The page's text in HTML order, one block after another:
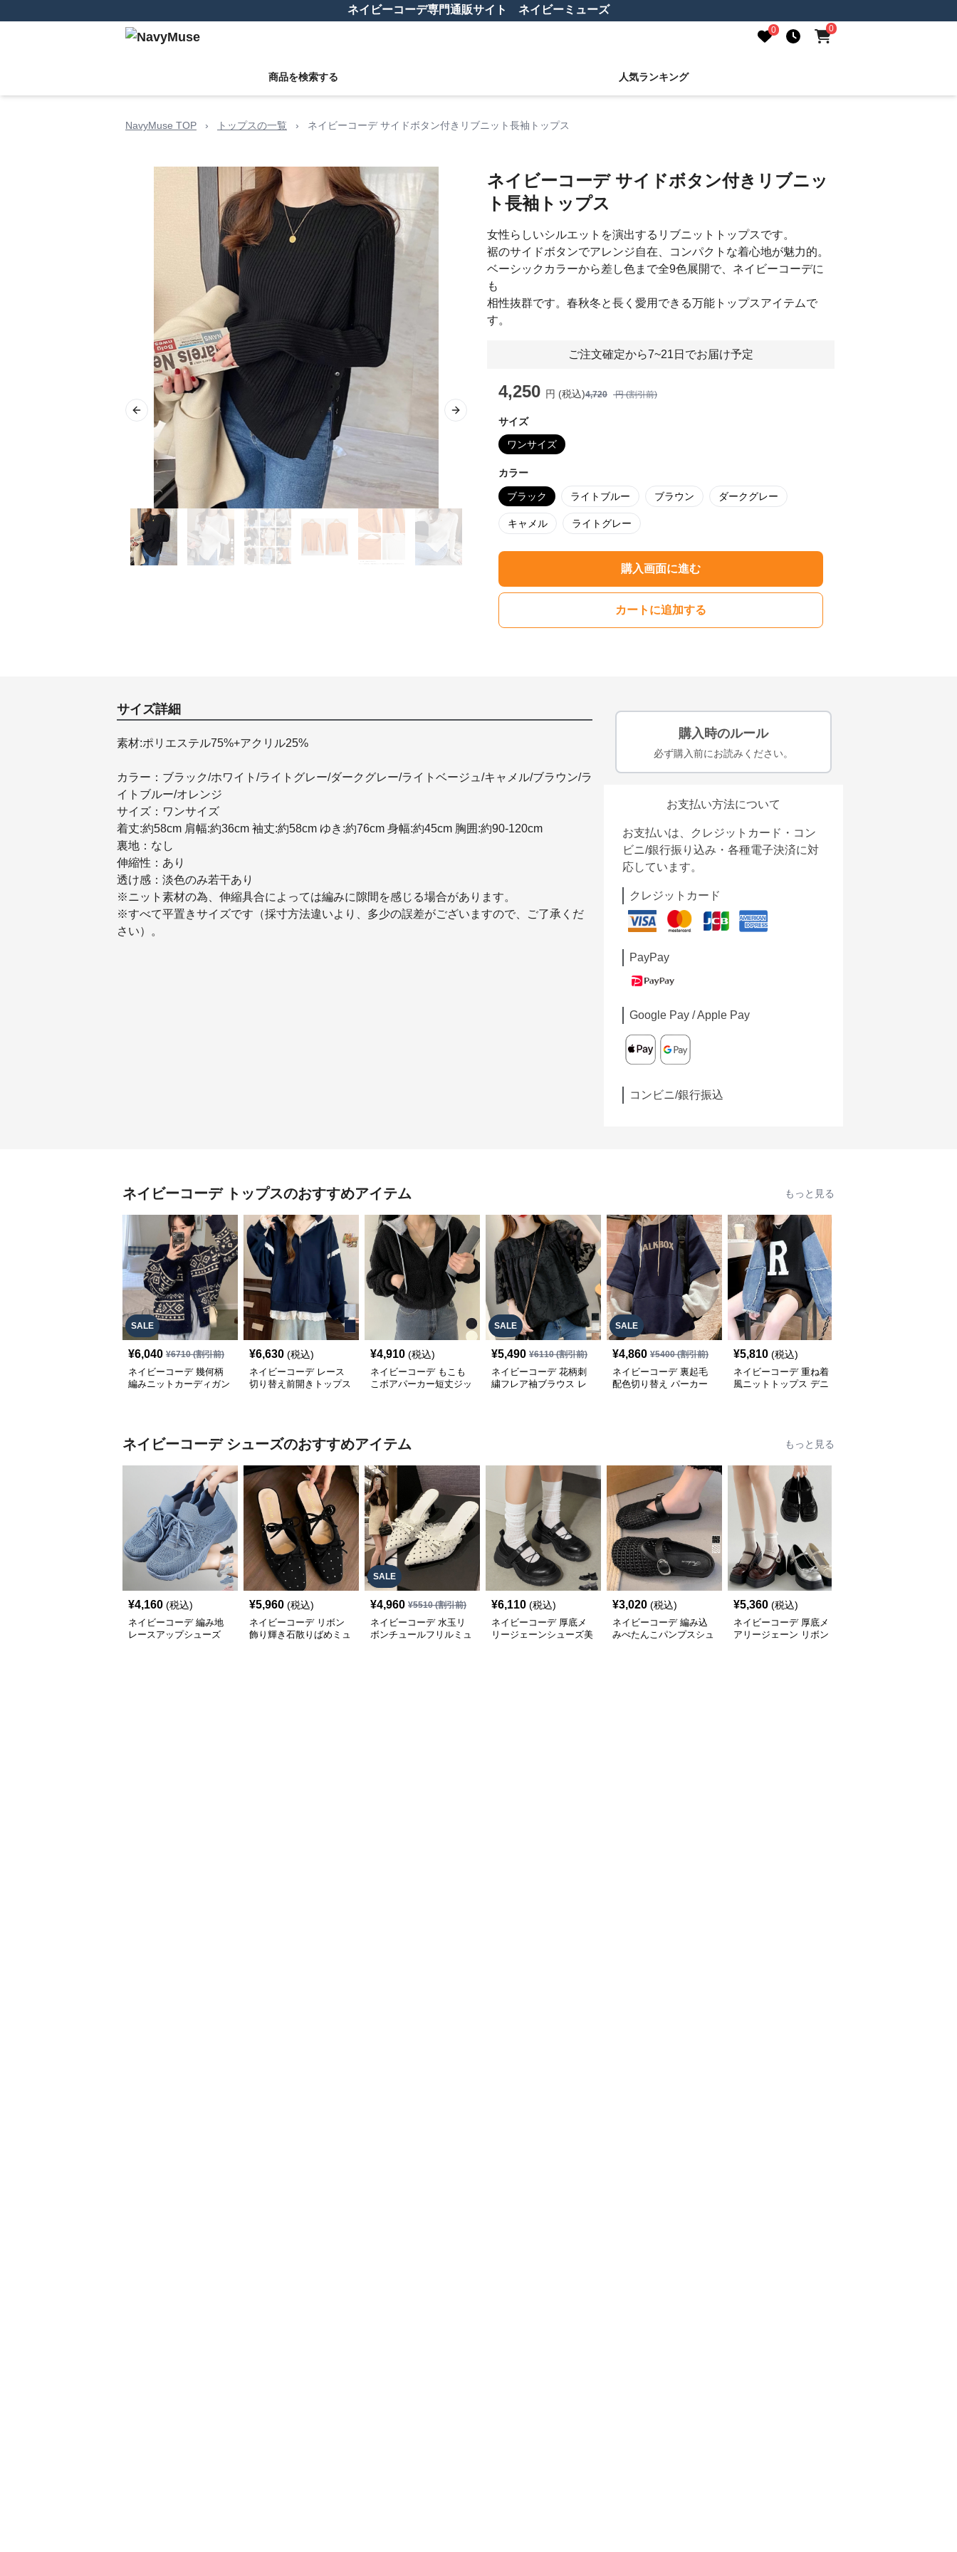
ネイビーコーデ専門通販サイト ネイビーミューズ
0 0
商品を検索する 人気ランキング
NavyMuse TOP › トップスの一覧 › ネイビーコーデ サイドボタン付きリブニット長袖トップス
Previous slide Next slide
ネイビーコーデ サイドボタン付きリブニッ
ト長袖トップス
女性らしいシルエットを演出するリブニットトップスです。
裾のサイドボタンでアレンジ自在、コンパクトな着心地が魅力的。
ベーシックカラーから差し色まで全9色展開で、ネイビーコーデに
も
相性抜群です。春秋冬と長く愛用できる万能トップスアイテムで
す。
ご注文確定から7~21日でお届け予定
4,250 円 (税込)4,720 円 (割引前)
サイズ
ワンサイズ
カラー
ブラック ライトブルー ブラウン ダークグレー
キャメル ライトグレー
購入画面に進む
カートに追加する
サイズ詳細
素材:ポリエステル75%+アクリル25%
カラー：ブラック/ホワイト/ライトグレー/ダークグレー/ライトベージュ/キャメル/ブラウン/ラ
イトブルー/オレンジ
サイズ：ワンサイズ
着丈:約58cm 肩幅:約36cm 袖丈:約58cm ゆき:約76cm 身幅:約45cm 胸囲:約90-120cm
裏地：なし
伸縮性：あり
透け感：淡色のみ若干あり
※ニット素材の為、伸縮具合によっては編みに隙間を感じる場合があります。
※すべて平置きサイズです（採寸方法違いより、多少の誤差がございますので、ご了承くだ
さい）。
購入時のルール
必ず購入前にお読みください。
お支払い方法について
お支払いは、クレジットカード・コン
ビニ/銀行振り込み・各種電子決済に対
応しています。
クレジットカード
PayPay
Google Pay / Apple Pay
コンビニ/銀行振込
ネイビーコーデ トップスのおすすめアイテム もっと見る
SALE
¥6,040 ¥6710(割引前)
ネイビーコーデ 幾何柄
編みニットカーディガン
¥6,630 (税込)
ネイビーコーデ レース
切り替え前開きトップス
¥4,910 (税込)
ネイビーコーデ もこも
こボアパーカー短丈ジッ
SALE
¥5,490 ¥6110(割引前)
ネイビーコーデ 花柄刺
繍フレア袖ブラウス レ
SALE
¥4,860 ¥5400(割引前)
ネイビーコーデ 裏起毛
配色切り替え パーカー
¥5,810 (税込)
ネイビーコーデ 重ね着
風ニットトップス デニ
ネイビーコーデ シューズのおすすめアイテム もっと見る
¥4,160 (税込)
ネイビーコーデ 編み地
レースアップシューズ
¥5,960 (税込)
ネイビーコーデ リボン
飾り輝き石散りばめミュ
SALE
¥4,960 ¥5510(割引前)
ネイビーコーデ 水玉リ
ボンチュールフリルミュ
¥6,110 (税込)
ネイビーコーデ 厚底メ
リージェーンシューズ美
¥3,020 (税込)
ネイビーコーデ 編み込
みぺたんこパンプスシュ
¥5,360 (税込)
ネイビーコーデ 厚底メ
アリージェーン リボン